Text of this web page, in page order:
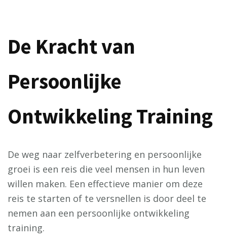
De Kracht van
Persoonlijke
Ontwikkeling Training
De weg naar zelfverbetering en persoonlijke
groei is een reis die veel mensen in hun leven
willen maken. Een effectieve manier om deze
reis te starten of te versnellen is door deel te
nemen aan een persoonlijke ontwikkeling
training.